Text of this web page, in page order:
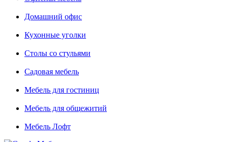
Домашний офис
Кухонные уголки
Столы со стульями
Садовая мебель
Мебель для гостиниц
Мебель для общежитий
Мебель Лофт